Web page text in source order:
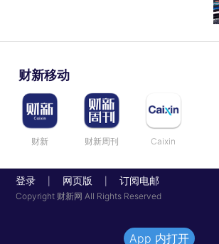
财新移动
财新 财新周刊 Caixin
登录 网页版 订阅电邮
Copyright 财新网 All Rights Reserved
App 内打开